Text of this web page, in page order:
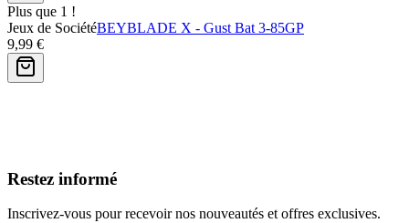
Plus que 1 !
Jeux de SociétéBEYBLADE X - Gust Bat 3-85GP
9,99 €
Restez informé
Inscrivez-vous pour recevoir nos nouveautés et offres exclusives.